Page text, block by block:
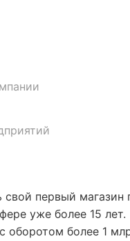
первый магазин
уже более 15 лет.
более 1